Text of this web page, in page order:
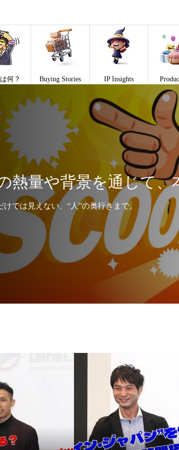
何？ Buying Stories IP Insights
熱量や背景を通じて、
けでは見えない、“人”の奥行きまで。